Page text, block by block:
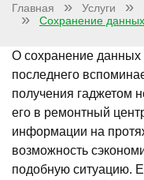
Главная Услуги
Сохранение данных
О сохранение данных
последнего
получения гаджетом
его в ремонтный
информации на
возможность
подобную ситуацию.